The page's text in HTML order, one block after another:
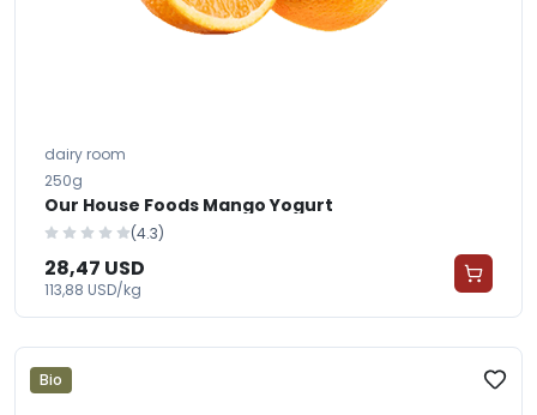
dairy room
250g
Our House Foods Mango Yogurt
(4.3)
28,47 USD
113,88 USD/kg
Bio